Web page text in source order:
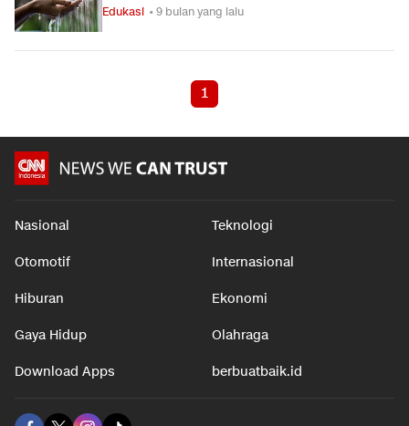
Edukasi • 9 bulan yang lalu
1
Nasional Teknologi
Otomotif Internasional
Hiburan Ekonomi
Gaya Hidup Olahraga
Download Apps berbuatbaik.id